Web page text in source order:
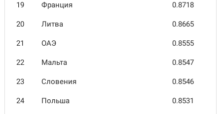
19 Франция 0.8718
20 Литва 0.8665
21 ОАЭ 0.8555
22 Мальта 0.8547
23 Словения 0.8546
24 Польша 0.8531